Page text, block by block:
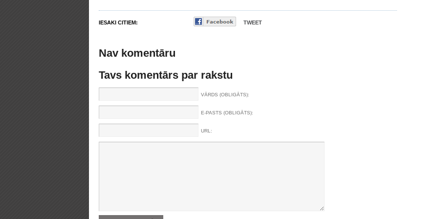
IESAKI CITIEM: TWEET
Nav komentāru
Tavs komentārs par rakstu
VĀRDS (OBLIGĀTS):
E-PASTS (OBLIGĀTS):
URL: